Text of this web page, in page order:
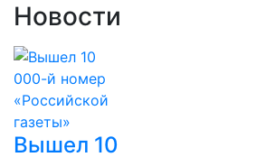
Новости
Вышел 10